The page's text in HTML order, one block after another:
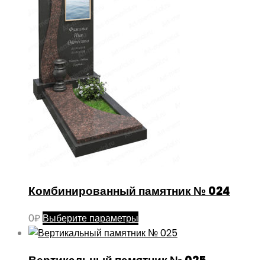
Комбинированный памятник № 024
0₽ Выберите параметры
товар